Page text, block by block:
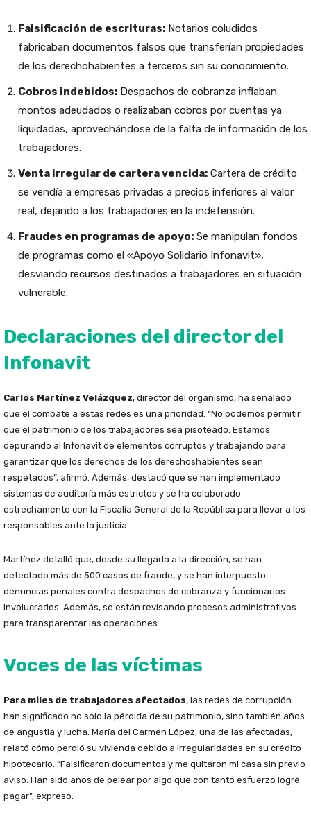
Falsificación de escrituras: Notarios coludidos
fabricaban documentos falsos que transferían propiedades
de los derechohabientes a terceros sin su conocimiento.
Cobros indebidos: Despachos de cobranza inflaban
montos adeudados o realizaban cobros por cuentas ya
liquidadas, aprovechándose de la falta de información de los
trabajadores.
Venta irregular de cartera vencida: Cartera de crédito
se vendía a empresas privadas a precios inferiores al valor
real, dejando a los trabajadores en la indefensión.
Fraudes en programas de apoyo: Se manipulan fondos
de programas como el «Apoyo Solidario Infonavit»,
desviando recursos destinados a trabajadores en situación
vulnerable.
Declaraciones del director del
Infonavit
Carlos Martínez Velázquez, director del organismo, ha señalado
que el combate a estas redes es una prioridad. “No podemos permitir
que el patrimonio de los trabajadores sea pisoteado. Estamos
depurando al Infonavit de elementos corruptos y trabajando para
garantizar que los derechos de los derechoshabientes sean
respetados”, afirmó. Además, destacó que se han implementado
sistemas de auditoría más estrictos y se ha colaborado
estrechamente con la Fiscalía General de la República para llevar a los
responsables ante la justicia.
Martínez detalló que, desde su llegada a la dirección, se han
detectado más de 500 casos de fraude, y se han interpuesto
denuncias penales contra despachos de cobranza y funcionarios
involucrados. Además, se están revisando procesos administrativos
para transparentar las operaciones.
Voces de las víctimas
Para miles de trabajadores afectados, las redes de corrupción
han significado no solo la pérdida de su patrimonio, sino también años
de angustia y lucha. María del Carmen López, una de las afectadas,
relató cómo perdió su vivienda debido a irregularidades en su crédito
hipotecario. “Falsificaron documentos y me quitaron mi casa sin previo
aviso. Han sido años de pelear por algo que con tanto esfuerzo logré
pagar”, expresó.